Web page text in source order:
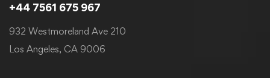
+44 7561 675 967
932 Westmoreland Ave 210
Los Angeles, CA 9006